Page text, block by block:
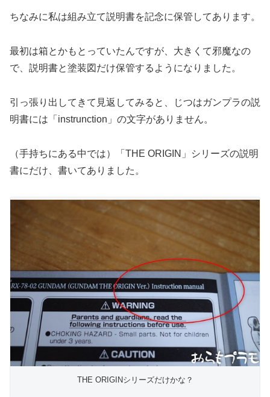
ちなみに私は組み立て説明書を記念に保管してあります。
最初は箱とかもとっていたんですが、大きくて邪魔なの
で、説明書と塗装図だけ保管するようになりました。
引っ張り出してきて見返してみると、じつはガンプラの説
明書には「instrunction」の文字がありません。
（手持ちにある中では）「THE ORIGIN」シリーズの説明
書にだけ、書いてありました。
THE ORIGINシリーズだけかな？